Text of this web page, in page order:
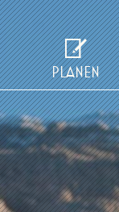
PLANEN